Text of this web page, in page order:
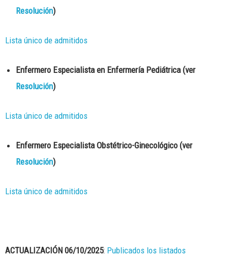
Resolución)
Lista único de admitidos
Enfermero Especialista en Enfermería Pediátrica (ver
Resolución)
Lista único de admitidos
Enfermero Especialista Obstétrico-Ginecológico (ver
Resolución)
Lista único de admitidos
ACTUALIZACIÓN 06/10/2025: Publicados los listados